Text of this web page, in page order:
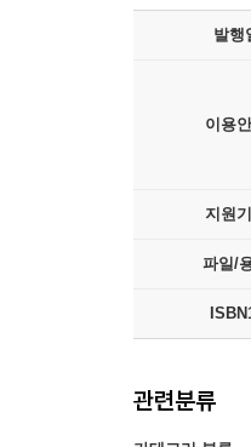
발행
이용
지원기
파일/
관련분류